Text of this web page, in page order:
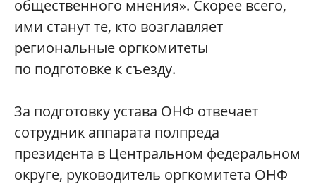
общественного мнения». Скорее всего,
ими станут те, кто возглавляет
региональные оргкомитеты
по подготовке к съезду.
За подготовку устава ОНФ отвечает
сотрудник аппарата полпреда
президента в Центральном федеральном
округе, руководитель оргкомитета ОНФ